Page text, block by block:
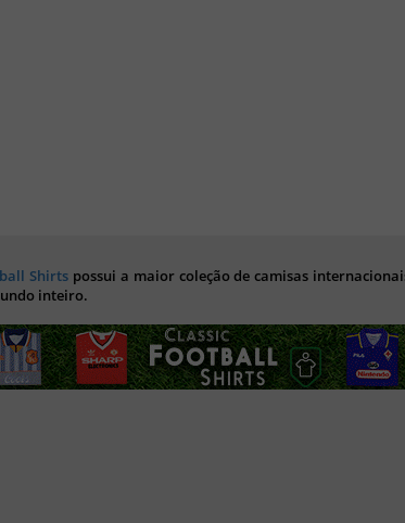
Shirts possui a maior coleção de camisas
inteiro.